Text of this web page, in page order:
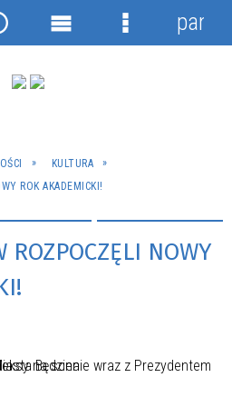
KULTURA
ROK AKADEMICKI!
ROZPOCZĘLI NOWY
Menu
Menu
panel